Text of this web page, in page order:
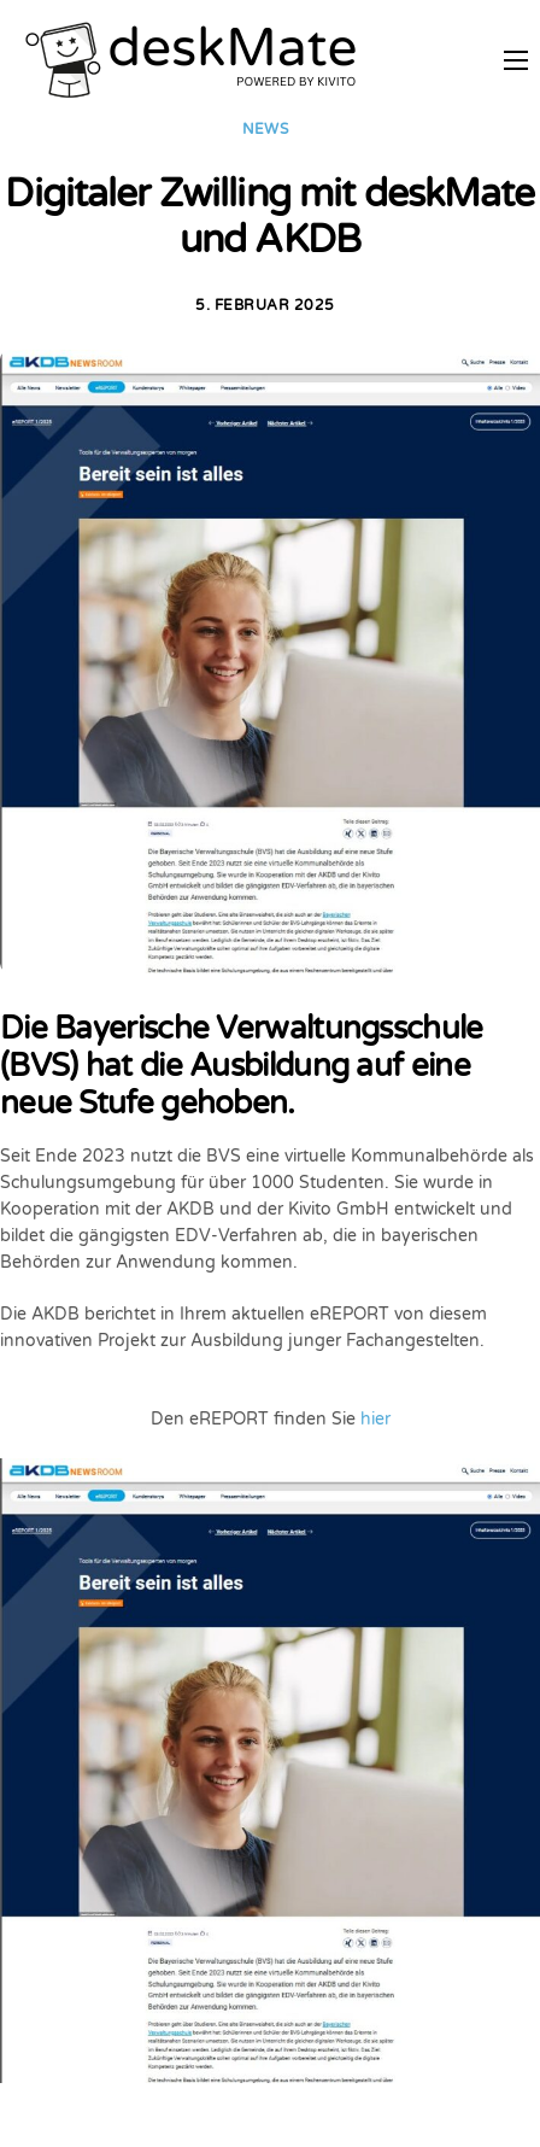
REMOTE TRAINING
PREISE
PARTNER WERDEN
NEWS
Digitaler Zwilling mit deskMate
und AKDB
5. FEBRUAR 2025
Die Bayerische Verwaltungsschule
(BVS) hat die Ausbildung auf eine
neue Stufe gehoben.
Seit Ende 2023 nutzt die BVS eine virtuelle Kommunalbehörde als
Schulungsumgebung für über 1000 Studenten. Sie wurde in
Kooperation mit der AKDB und der Kivito GmbH entwickelt und
bildet die gängigsten EDV-Verfahren ab, die in bayerischen
Behörden zur Anwendung kommen.
Die AKDB berichtet in Ihrem aktuellen eREPORT von diesem
innovativen Projekt zur Ausbildung junger Fachangestelten.
Den eREPORT finden Sie hier